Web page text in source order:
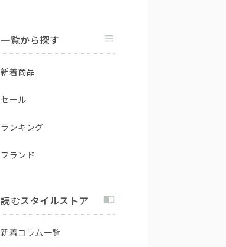
一覧から探す
新着商品
セール
ランキング
ブランド
読むスタイルストア
新着コラム一覧